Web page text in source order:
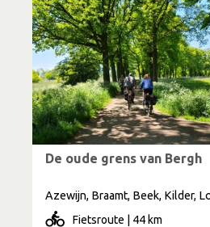
De oude grens van Bergh
Fietsroute | 44 km